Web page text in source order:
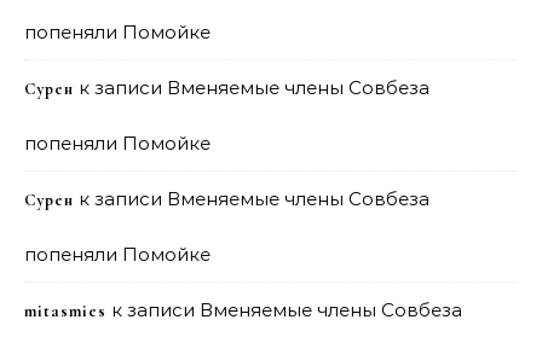
попеняли Помойке
Сурен к записи Вменяемые члены Совбеза
попеняли Помойке
Сурен к записи Вменяемые члены Совбеза
попеняли Помойке
mitasmies к записи Вменяемые члены Совбеза